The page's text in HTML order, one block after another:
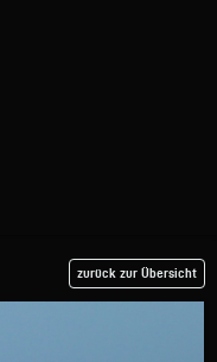
zurück zur Übersicht